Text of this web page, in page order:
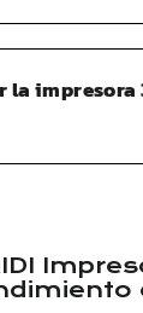
la impresora